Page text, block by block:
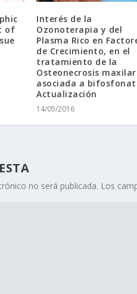
of
Interés de la
Ozonoterapia y del
Plasma Rico en
de Crecimiento, en el
tratamiento de la
Osteonecrosis maxilar
asociada a
Actualización
14/05/2016
no será publicada. Los